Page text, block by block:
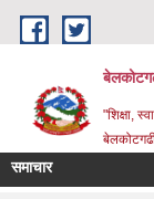
Skip to main content
"शिक्षा,
समाचार